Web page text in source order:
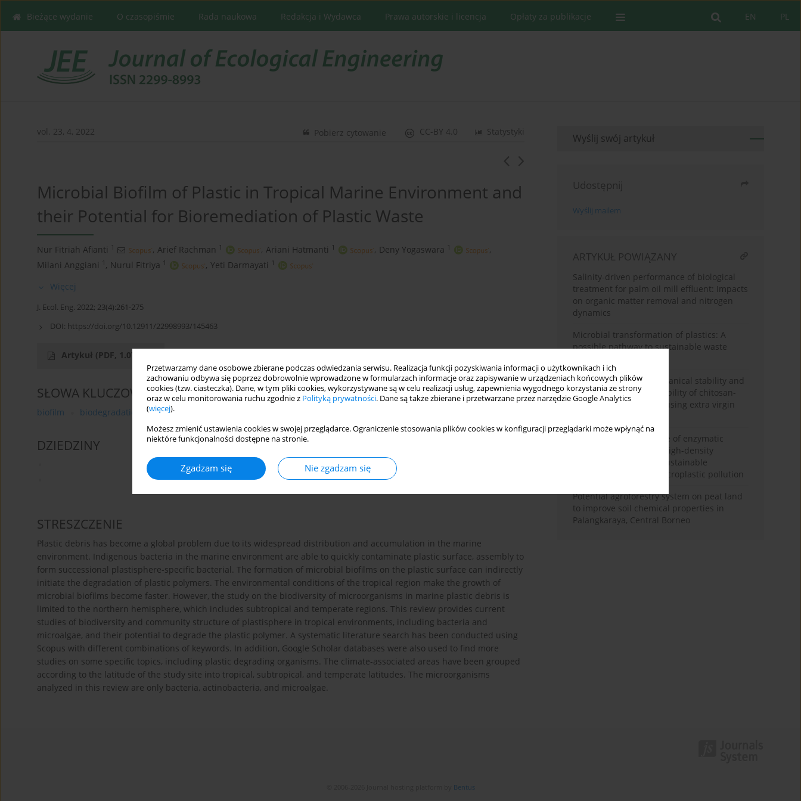
Przetwarzamy dane osobowe zbierane podczas odwiedzania serwisu. Realizacja funkcji pozyskiwania informacji o użytkownikach i ich
zachowaniu odbywa się poprzez dobrowolnie wprowadzone w formularzach informacje oraz zapisywanie w urządzeniach końcowych plików
cookies (tzw. ciasteczka). Dane, w tym pliki cookies, wykorzystywane są w celu realizacji usług, zapewnienia wygodnego korzystania ze strony
oraz w celu monitorowania ruchu zgodnie z Polityką prywatności. Dane są także zbierane i przetwarzane przez narzędzie Google Analytics
(więcej).
Możesz zmienić ustawienia cookies w swojej przeglądarce. Ograniczenie stosowania plików cookies w konfiguracji przeglądarki może wpłynąć na
niektóre funkcjonalności dostępne na stronie.
Zgadzam się Nie zgadzam się
PL
EN
Bieżące wydanie O czasopiśmie Rada naukowa Redakcja i Wydawca Prawa autorskie i licencja Opłaty za publikacje
vol. 23, 4, 2022 Statystyki
CC-BY 4.0
Pobierz cytowanie
Microbial Biofilm of Plastic in Tropical Marine Environment and
their Potential for Bioremediation of Plastic Waste
Nur Fitriah Afianti 1 , Arief Rachman 1 , Ariani Hatmanti 1 , Deny Yogaswara 1
,
Milani Anggiani
1 , Nurul Fitriya 1 , Yeti Darmayati 1
Więcej
J. Ecol. Eng. 2022; 23(4):261-275
DOI: https://doi.org/10.12911/22998993/145463
Artykuł (PDF, 1.07 MB)
SŁOWA KLUCZOWE
biofilm biodegradation marine environment
DZIEDZINY
STRESZCZENIE
Plastic debris has become a global problem due to its widespread distribution and accumulation in the marine
environment. Indigenous bacteria in the marine environment are able to quickly contaminate plastic surface, assembly to
form successional plastisphere-specific bacterial. The formation of microbial biofilms on the plastic surface can indirectly
initiate the degradation of plastic polymers. The environmental conditions of the tropical region make the growth of
microbial biofilms become faster. However, the study on the biodiversity of microorganisms in marine plastic debris is
limited to the northern hemisphere, which includes subtropical and temperate regions. This review provides current
studies of biodiversity and community structure of plastisphere in tropical environments, including bacteria and
microalgae, and their potential to degrade the plastic polymer. A systematic literature search has been conducted using
Scopus with different combinations of keywords. In addition, Google Scholar databases were also used to find more
studies on some specific topics, including plastic degrading organisms. The climate-associated areas have been grouped
according to the latitude of the study site into tropical, subtropical, and temperate latitudes. The microorganisms
analyzed in this review are only bacteria, actinobacteria, and microalgae.
Wyślij swój artykuł
Udostępnij
Wyślij mailem
ARTYKUŁ POWIĄZANY
Salinity-driven performance of biological
treatment for palm oil mill effluent: Impacts
on organic matter removal and nitrogen
dynamics
Microbial transformation of plastics: A
possible pathway to sustainable waste
Enhancing thermomechanical stability and
environmental degradability of chitosan-
starch composite films using extra virgin
Marine bacteria capable of enzymatic
degrading of low- and high-density
polyethylene: Toward sustainable
mitigation of marine microplastic pollution
Potential agroforestry system on peat land
to improve soil chemical properties in
Palangkaraya, Central Borneo
Bentus